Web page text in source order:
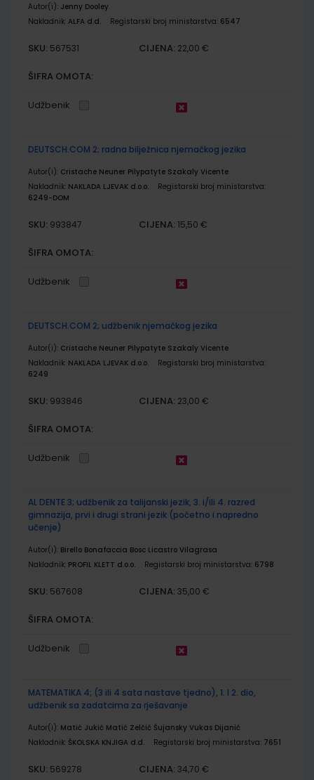
Autor(i): Jenny Dooley
Nakladnik: ALFA d.d. Registarski broj ministarstva: 6547
SKU: 567531 CIJENA: 22,00 €
ŠIFRA OMOTA:
Udžbenik
DEUTSCH.COM 2; radna bilježnica njemačkog jezika
Autor(i): Cristache Neuner Pilypatyte Szakaly Vicente
Nakladnik: NAKLADA LJEVAK d.o.o.
Registarski broj ministarstva:
6249-DOM
SKU: 993847 CIJENA: 15,50 €
ŠIFRA OMOTA:
Udžbenik
DEUTSCH.COM 2; udžbenik njemačkog jezika
Autor(i): Cristache Neuner Pilypatyte Szakaly Vicente
Nakladnik: NAKLADA LJEVAK d.o.o.
Registarski broj ministarstva:
6249
SKU: 993846 CIJENA: 23,00 €
ŠIFRA OMOTA:
Udžbenik
AL DENTE 3; udžbenik za talijanski jezik, 3. i/ili 4. razred
gimnazija, prvi i drugi strani jezik (početno i napredno
učenje)
Autor(i): Birello Bonafaccia Bosc Licastro Vilagrasa
Nakladnik: PROFIL KLETT d.o.o. Registarski broj ministarstva: 6798
SKU: 567608 CIJENA: 35,00 €
ŠIFRA OMOTA:
Udžbenik
MATEMATIKA 4; (3 ili 4 sata nastave tjedno), 1. I 2. dio,
udžbenik sa zadatcima za rješavanje
Autor(i): Matić Jukić Matić Zelčić Šujansky Vukas Dijanić
Nakladnik: ŠKOLSKA KNJIGA d.d. Registarski broj ministarstva: 7651
SKU: 569278 CIJENA: 34,70 €